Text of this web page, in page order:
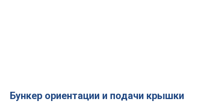
Бункер ориентации и подачи крышки